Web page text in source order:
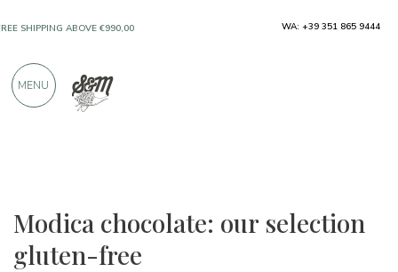
Modica chocolate: our selection
gluten-free
PRODUCTS FROM EXCELLENT
WA: +39 351 865 9444
MENU